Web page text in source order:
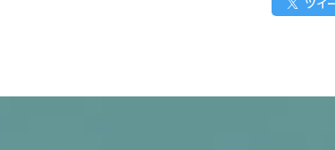
ツイ